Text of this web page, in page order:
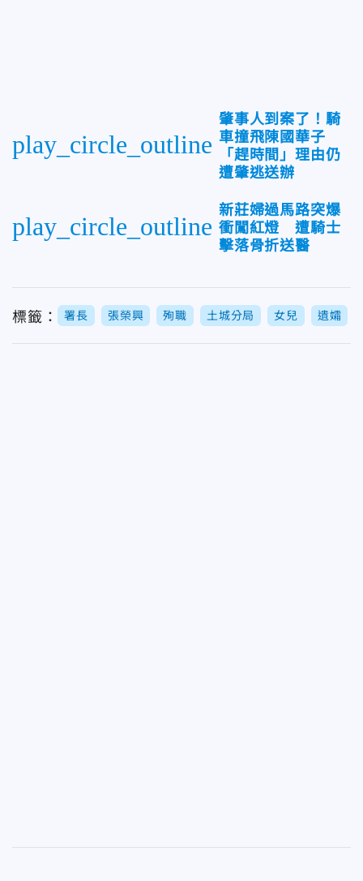
play_circle_outline
肇事人到案了！騎
車撞飛陳國華子
「趕時間」理由仍
遭肇逃送辦
play_circle_outline
新莊婦過馬路突爆
衝闖紅燈 遭騎士
擊落骨折送醫
標籤： 署長 張榮興 殉職 土城分局 女兒 遺孀